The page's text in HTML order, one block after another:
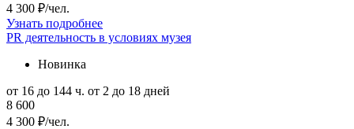
4 300 ₽/чел.
Узнать подробнее
PR деятельность в условиях музея
Новинка
от 16 до 144 ч. от 2 до 18 дней
8 600
4 300 ₽/чел.